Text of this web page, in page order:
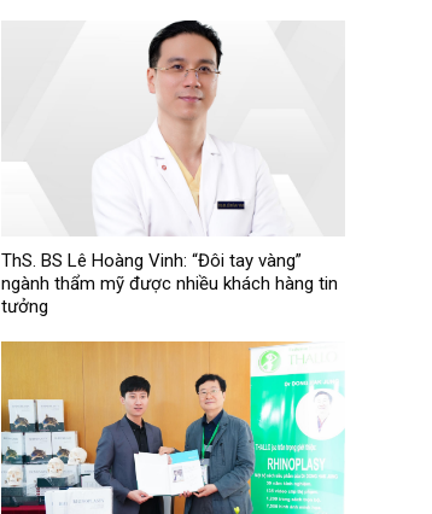
ThS. BS Lê Hoàng Vinh: “Đôi tay vàng”
ngành thẩm mỹ được nhiều khách hàng tin
tưởng